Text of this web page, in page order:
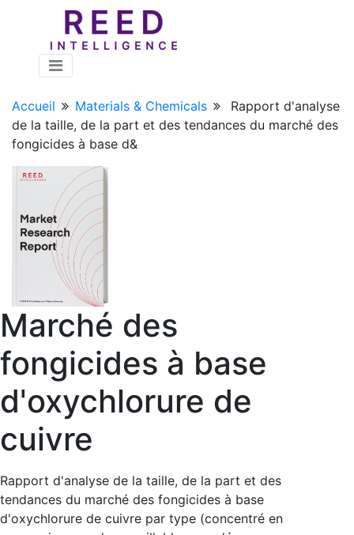
Accueil Materials & Chemicals
Rapport d'analyse
de la taille, de la part et des tendances du marché des
fongicides à base d&
Marché des
fongicides à base
d'oxychlorure de
cuivre
Rapport d'analyse de la taille, de la part et des
tendances du marché des fongicides à base
d'oxychlorure de cuivre par type (concentré en